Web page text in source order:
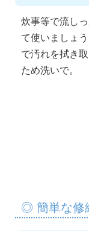
炊事等で流し
て使いましょ
で汚れを拭き
ため洗いで。
◎ 簡単な修